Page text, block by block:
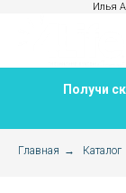
Илья
Получи
Главная → Каталог